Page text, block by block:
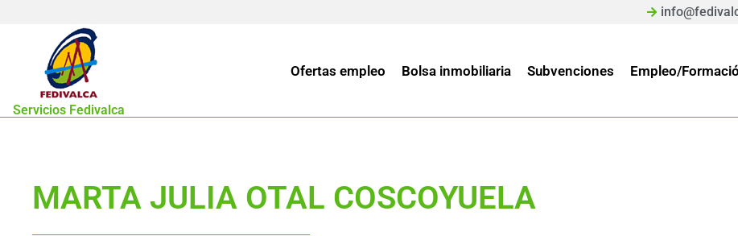
Servicios Fedivalca
Ofertas empleo Bolsa inmobiliaria Subvenciones Empleo/
MARTA JULIA OTAL COSCOYUELA